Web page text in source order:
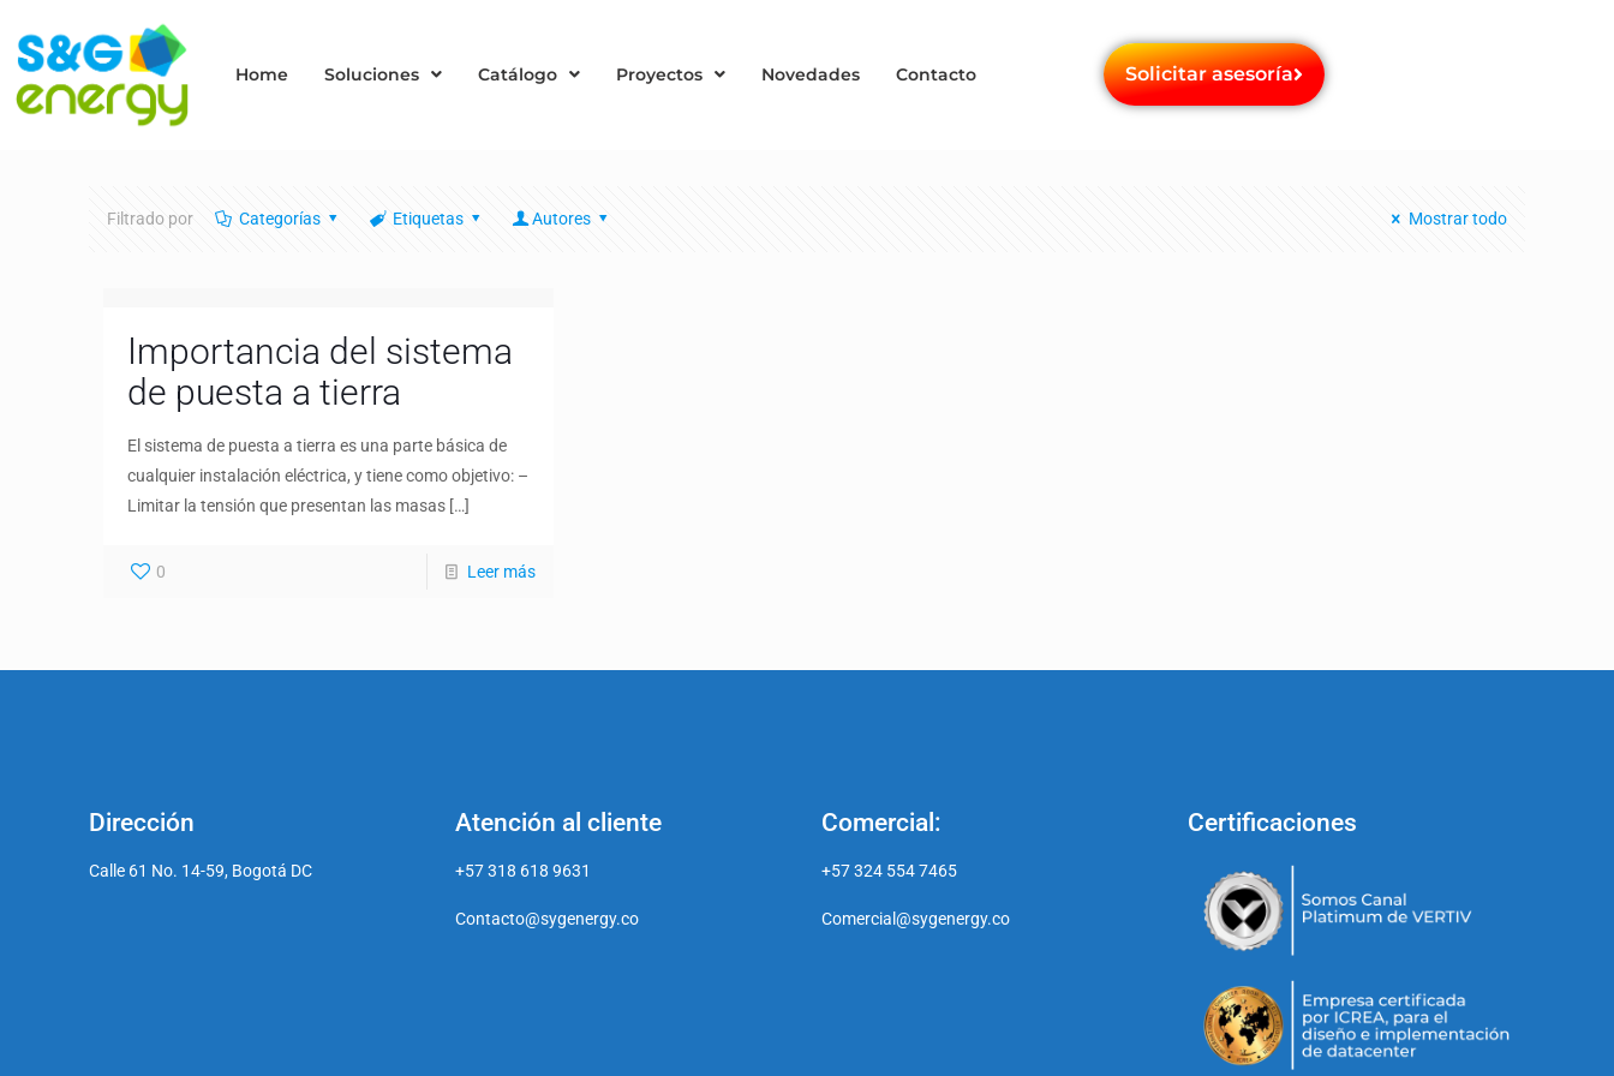
Home Soluciones Catálogo Proyectos Novedades Contacto Solicitar asesoría
Filtrado por Categorías Etiquetas Autores Mostrar todo
Importancia del sistema
de puesta a tierra
El sistema de puesta a tierra es una parte básica de
cualquier instalación eléctrica, y tiene como objetivo: –
Limitar la tensión que presentan las masas […]
0 Leer más
Dirección
Calle 61 No. 14-59, Bogotá DC
Atención al cliente
+57 318 618 9631
Contacto@sygenergy.co
Comercial:
+57 324 554 7465
Comercial@sygenergy.co
Certificaciones